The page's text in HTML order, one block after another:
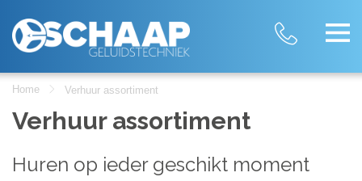
Home Verhuur assortiment
Verhuur assortiment
Huren op ieder geschikt moment